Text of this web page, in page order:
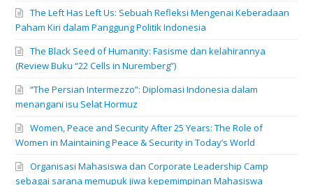
The Left Has Left Us: Sebuah Refleksi Mengenai Keberadaan
Paham Kiri dalam Panggung Politik Indonesia
The Black Seed of Humanity: Fasisme dan kelahirannya
(Review Buku “22 Cells in Nuremberg”)
“The Persian Intermezzo”: Diplomasi Indonesia dalam
menangani isu Selat Hormuz
Women, Peace and Security After 25 Years: The Role of
Women in Maintaining Peace & Security in Today’s World
Organisasi Mahasiswa dan Corporate Leadership Camp
sebagai sarana memupuk jiwa kepemimpinan Mahasiswa